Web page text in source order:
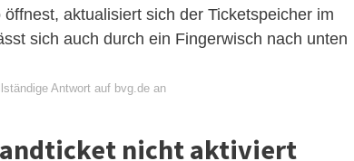
aktualisiert sich der Ticketspeicher im
sich auch durch ein Fingerwisch nach unten
Antwort auf bvg.de an
nicht aktiviert